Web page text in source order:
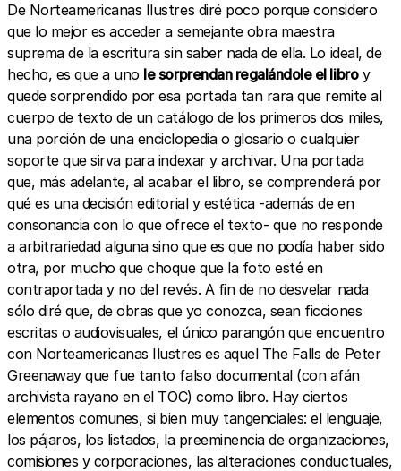
De Norteamericanas Ilustres diré poco porque considero
que lo mejor es acceder a semejante obra maestra
suprema de la escritura sin saber nada de ella. Lo ideal, de
hecho, es que a uno le sorprendan regalándole el libroy
quede sorprendido por esa portada tan rara que remite al
cuerpo de texto de un catálogo de los primeros dos miles,
una porción de una enciclopedia o glosario o cualquier
soporte que sirva para indexar y archivar. Una portada
que, más adelante, al acabar el libro, se comprenderá por
qué es una decisión editorial y estética -además de en
consonancia con lo que ofrece el texto- que no responde
a arbitrariedad alguna sino que es que no podía haber sido
otra, por mucho que choque que la foto esté en
contraportada y no del revés. A fin de no desvelar nada
sólo diré que, de obras que yo conozca, sean ficciones
escritas o audiovisuales, el único parangón que encuentro
con Norteamericanas Ilustres es aquel The Falls de Peter
Greenaway que fue tanto falso documental (con afán
archivista rayano en el TOC) como libro. Hay ciertos
elementos comunes, si bien muy tangenciales: el lenguaje,
los pájaros, los listados, la preeminencia de organizaciones,
comisiones y corporaciones, las alteraciones conductuales,